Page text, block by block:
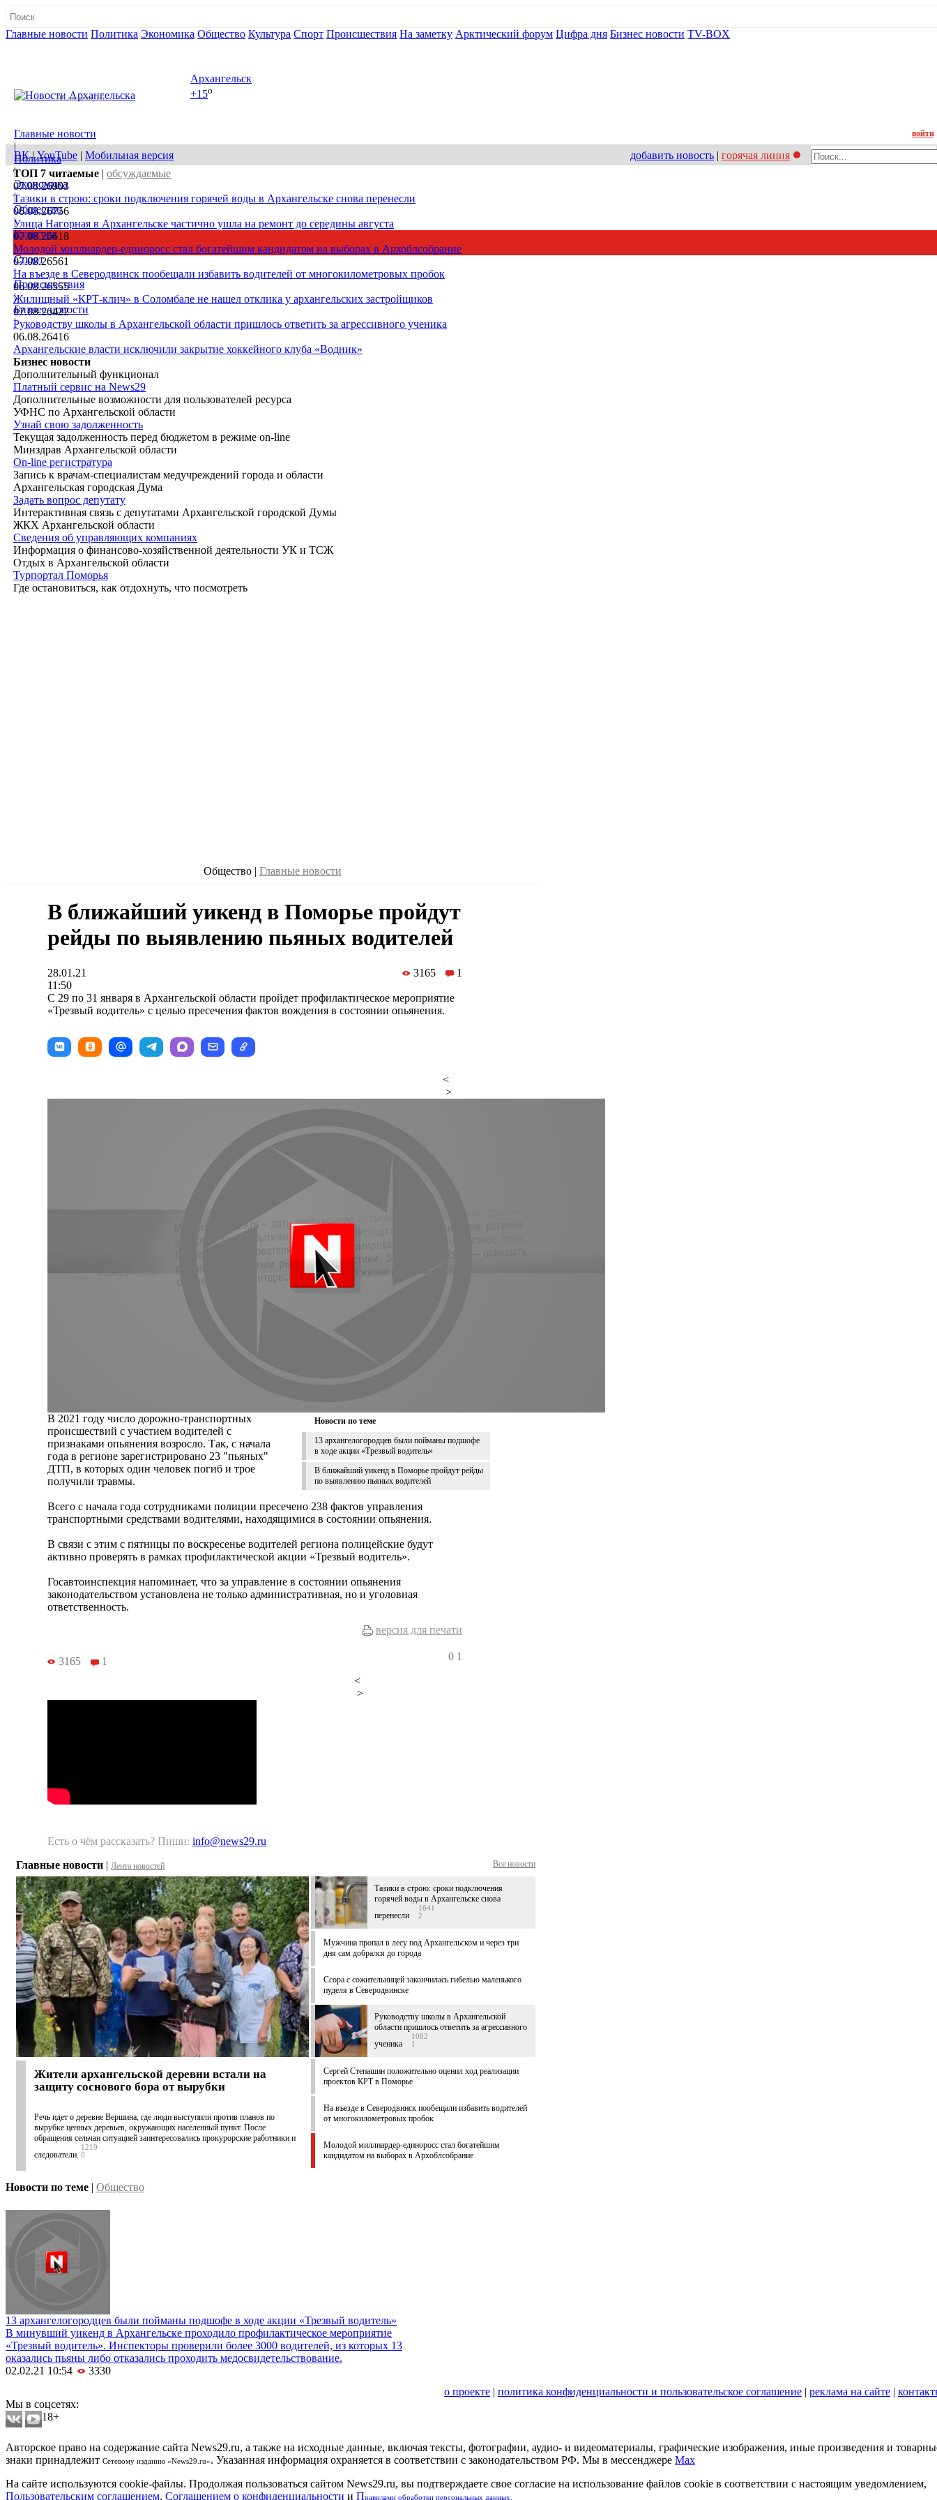
Главные новости Политика Экономика Общество Культура Спорт Происшествия На заметку Арктический форум Цифра дня Бизнес новости TV-BOX
08 августа, сб
Архангельск
+15o
Главные новости
|
Политика
|
Экономика
|
Общество
|
Культура
|
Спорт
|
Происшествия
|
Бизнес новости
|
войти
ВК|YouTube | Мобильная версия добавить новость | горячая линия
ТОП 7 читаемые | обсуждаемые
07.08.26903
Тазики в строю: сроки подключения горячей воды в Архангельске снова перенесли
06.08.26756
Улица Нагорная в Архангельске частично ушла на ремонт до середины августа
07.08.26618
Молодой миллиардер-единоросс стал богатейшим кандидатом на выборах в Архоблсобрание
07.08.26561
На въезде в Северодвинск пообещали избавить водителей от многокилометровых пробок
06.08.26555
Жилищный «КРТ-клич» в Соломбале не нашел отклика у архангельских застройщиков
07.08.26422
Руководству школы в Архангельской области пришлось ответить за агрессивного ученика
06.08.26416
Архангельские власти исключили закрытие хоккейного клуба «Водник»
Бизнес новости
Дополнительный функционал
Платный сервис на News29
Дополнительные возможности для пользователей ресурса
УФНС по Архангельской области
Узнай свою задолженность
Текущая задолженность перед бюджетом в режиме on-line
Минздрав Архангельской области
On-line регистратура
Запись к врачам-специалистам медучреждений города и области
Архангельская городская Дума
Задать вопрос депутату
Интерактивная связь с депутатами Архангельской городской Думы
ЖКХ Архангельской области
Сведения об управляющих компаниях
Информация о финансово-хозяйственной деятельности УК и ТСЖ
Отдых в Архангельской области
Турпортал Поморья
Где остановиться, как отдохнуть, что посмотреть
Общество | Главные новости
В ближайший уикенд в Поморье пройдут
рейды по выявлению пьяных водителей
28.01.21
11:50
3165 1
С 29 по 31 января в Архангельской области пройдет профилактическое мероприятие
«Трезвый водитель» с целью пресечения фактов вождения в состоянии опьянения.
<
>
Новости по теме
13 архангелогородцев были пойманы подшофе
в ходе акции «Трезвый водитель»
В ближайший уикенд в Поморье пройдут рейды
по выявлению пьяных водителей
В 2021 году число дорожно-транспортных
происшествий с участием водителей с
признаками опьянения возросло. Так, с начала
года в регионе зарегистрировано 23 "пьяных"
ДТП, в которых один человек погиб и трое
получили травмы.
Всего с начала года сотрудниками полиции пресечено 238 фактов управления
транспортными средствами водителями, находящимися в состоянии опьянения.
В связи с этим с пятницы по воскресенье водителей региона полицейские будут
активно проверять в рамках профилактической акции «Трезвый водитель».
Госавтоинспекция напоминает, что за управление в состоянии опьянения
законодательством установлена не только административная, но и уголовная
ответственность.
версия для печати
3165 1 0 1
<
>
Есть о чём рассказать? Пиши: info@news29.ru
Главные новости | Лента новостей Все новости
Жители архангельской деревни встали на
защиту соснового бора от вырубки
Речь идет о деревне Вершина, где люди выступили против планов по
вырубке ценных деревьев, окружающих населенный пункт. После
обращения сельчан ситуацией заинтересовались прокурорские работники и
следователи.
1219
0
Тазики в строю: сроки подключения
горячей воды в Архангельске снова
перенесли
1641
2
Мужчина пропал в лесу под Архангельском и через три
дня сам добрался до города
Ссора с сожительницей закончилась гибелью маленького
пуделя в Северодвинске
Руководству школы в Архангельской
области пришлось ответить за агрессивного
ученика
1082
1
Сергей Степашин положительно оценил ход реализации
проектов КРТ в Поморье
На въезде в Северодвинск пообещали избавить водителей
от многокилометровых пробок
Молодой миллиардер-единоросс стал богатейшим
кандидатом на выборах в Архоблсобрание
Новости по теме | Общество
13 архангелогородцев были пойманы подшофе в ходе акции «Трезвый водитель»
В минувший уикенд в Архангельске проходило профилактическое мероприятие
«Трезвый водитель». Инспекторы проверили более 3000 водителей, из которых 13
оказались пьяны либо отказались проходить медосвидетельствование.
02.02.21 10:54
3330
о проекте | политика конфиденциальности и пользовательское соглашение | реклама на сайте |
Мы в соцсетях:
18+
Авторское право на содержание сайта News29.ru, а также на исходные данные, включая тексты, фотографии, аудио- и видеоматериалы, графические изображения, иные произведения и
знаки принадлежит Сетевому изданию «News29.ru». Указанная информация охраняется в соответствии с законодательством РФ. Мы в мессенджере Max
На сайте используются cookie-файлы. Продолжая пользоваться сайтом News29.ru, вы подтверждаете свое согласие на использование файлов cookie в соответствии с настоящим уведомлением,
Пользовательским соглашением, Соглашением о конфиденциальности и Правилами обработки персональных данных.